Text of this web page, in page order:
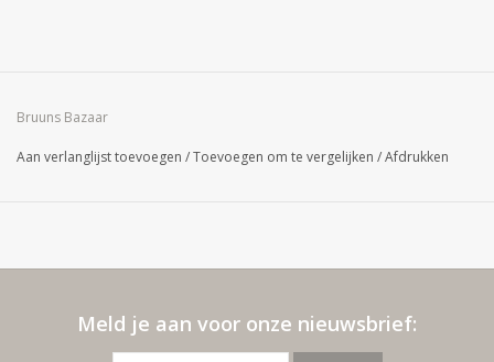
Bruuns Bazaar
Aan verlanglijst toevoegen /Toevoegen om te vergelijken /Afdrukken
Meld je aan voor onze nieuwsbrief: